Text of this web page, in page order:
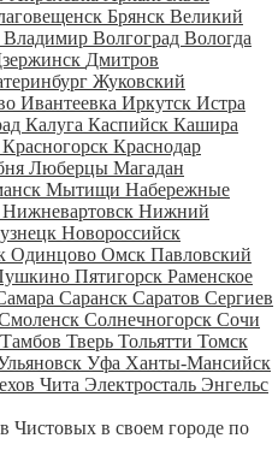
Брянск Великий
Владимир Волгоград Вологда
Дмитров
Жуковский
Ивантеевка Иркутск Истра
Калуга Каспийск Кашира
Красногорск Краснодар
Люберцы Магадан
Мытищи Набережные
Нижневартовск Нижний
Новороссийск
Одинцово Омск Павловский
Пятигорск Раменское
Саранск Саратов Сергиев
Солнечногорск Сочи
Тамбов Тверь Тольятти Томск
Уфа Ханты-Мансийск
Чита Электросталь Энгельс
Чистовых в своем городе по